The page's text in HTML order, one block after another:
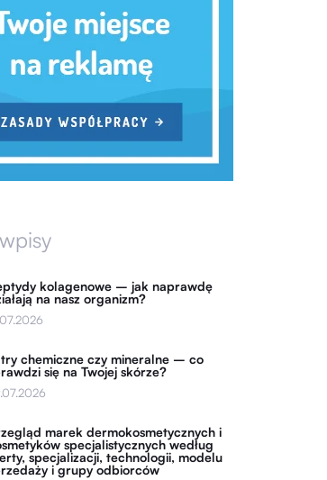
kolagenowe – jak naprawdę
na nasz organizm?
chemiczne czy mineralne – co
się na Twojej skórze?
marek dermokosmetycznych i
specjalistycznych według
specjalizacji, technologii, modelu
i grupy odbiorców